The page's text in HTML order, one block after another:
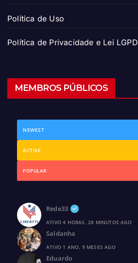
Política de Uso
Política de Privacidade e Lei LGPD
MEMBROS PÚBLICOS
NEWEST
ACTIVE
POPULAR
Rede33
ATIVO 4 HORAS, 28 MINUTOS AGO
Saldanha
ATIVO 1 ANO, 9 MESES AGO
Eduardo